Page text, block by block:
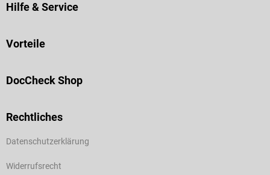
Hilfe & Service
Vorteile
DocCheck Shop
Rechtliches
Datenschutzerklärung
Widerrufsrecht